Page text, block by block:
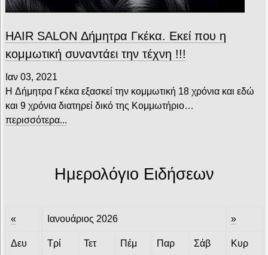
HAIR SALON Δήμητρα Γκέκα. Εκεί που η
κομμωτική συναντάει την τέχνη !!!
Ιαν 03, 2021
H Δήμητρα Γκέκα εξασκεί την κομμωτική 18 χρόνια και εδώ
και 9 χρόνια διατηρεί δικό της Κομμωτήριο…
περισσότερα...
Ημερολόγιο Ειδήσεων
« Ιανουάριος 2026 »
Δευ Τρί Τετ Πέμ Παρ Σάβ Κυρ